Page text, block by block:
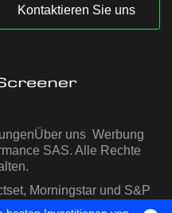
Kontaktieren Sie uns
Über uns Werbung
SAS. Alle Rechte
Morningstar und S&P
gestellt